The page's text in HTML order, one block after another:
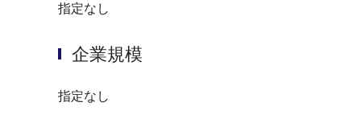
指定なし
企業規模
指定なし